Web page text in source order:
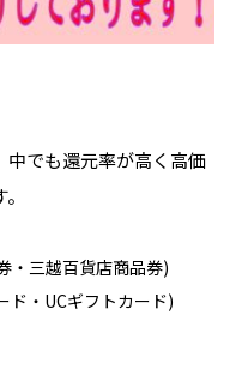
でも還元率が高く高価
・三越百貨店商品券)
ド・UCギフトカード)